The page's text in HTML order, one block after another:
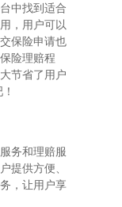
中找到适合
，用户可以
保险申请也
险理赔程
节省了用户
务和理赔服
提供方便、
，让用户享